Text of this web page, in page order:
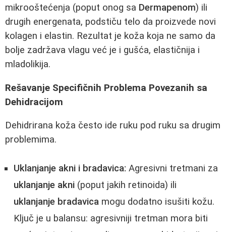
mikrooštećenja (poput onog sa Dermapenom) ili
drugih energenata, podstiču telo da proizvede novi
kolagen i elastin. Rezultat je koža koja ne samo da
bolje zadržava vlagu već je i gušća, elastičnija i
mladolikija.
Rešavanje Specifičnih Problema Povezanih sa
Dehidracijom
Dehidrirana koža često ide ruku pod ruku sa drugim
problemima.
Uklanjanje akni i bradavica: Agresivni tretmani za
uklanjanje akni (poput jakih retinoida) ili
uklanjanje bradavica mogu dodatno isušiti kožu.
Ključ je u balansu: agresivniji tretman mora biti